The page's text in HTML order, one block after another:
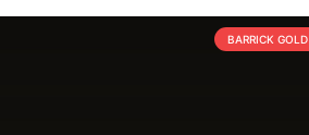
BARRICK GOLD